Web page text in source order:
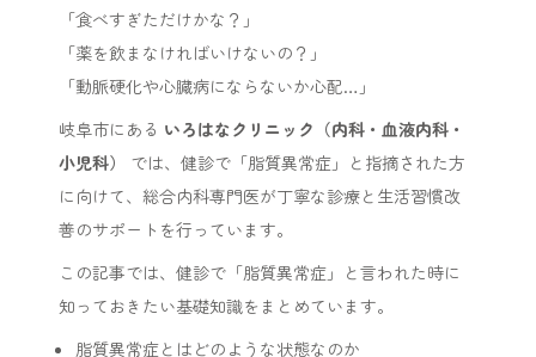
「食べすぎただけかな？」
「薬を飲まなければいけないの？」
「動脈硬化や心臓病にならないか心配…」
岐阜市にある いろはなクリニック（内科・血液内科・
小児科）
では、健診で「脂質異常症」と指摘された方
に向けて、総合内科専門医が丁寧な診療と生活習慣改
善のサポートを行っています。
この記事では、健診で「脂質異常症」と言われた時に
知っておきたい基礎知識をまとめています。
脂質異常症とはどのような状態なのか